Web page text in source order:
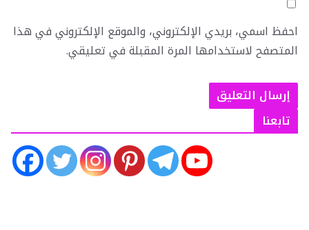
احفظ اسمي، بريدي الإلكتروني، والموقع الإلكتروني في هذا
المتصفح لاستخدامها المرة المقبلة في تعليقي.
تابعنا